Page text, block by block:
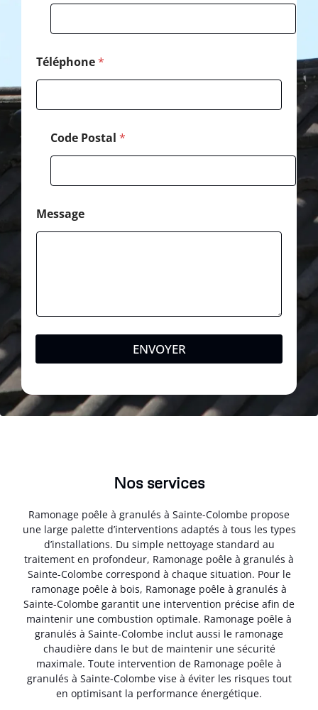
Téléphone*
s
s
g
e
Code Postal *
Message
ENVOYER
Nos services
Ramonage poêle à granulés à Sainte-Colombe propose
une large palette d’interventions adaptés à tous les types
d’installations. Du simple nettoyage standard au
traitement en profondeur, Ramonage poêle à granulés à
Sainte-Colombe correspond à chaque situation. Pour le
ramonage poêle à bois, Ramonage poêle à granulés à
Sainte-Colombe garantit une intervention précise afin de
maintenir une combustion optimale. Ramonage poêle à
granulés à Sainte-Colombe inclut aussi le ramonage
chaudière dans le but de maintenir une sécurité
maximale. Toute intervention de Ramonage poêle à
granulés à Sainte-Colombe vise à éviter les risques tout
en optimisant la performance énergétique.